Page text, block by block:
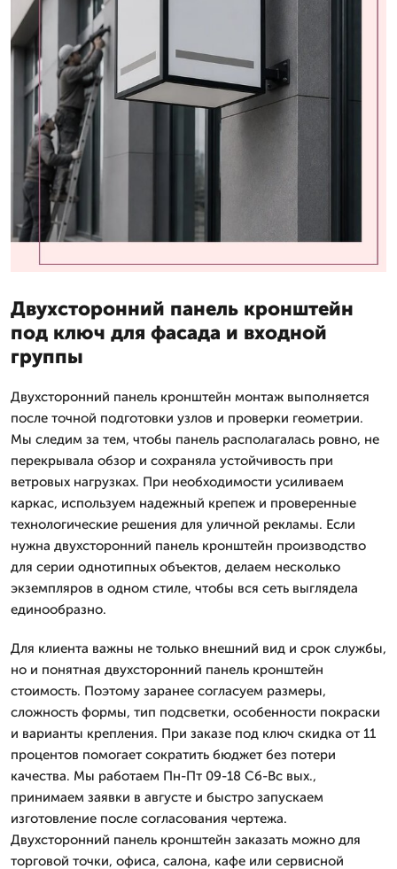
Двухсторонний панель кронштейн
под ключ для фасада и входной
группы
Двухсторонний панель кронштейн монтаж выполняется
после точной подготовки узлов и проверки геометрии.
Мы следим за тем, чтобы панель располагалась ровно, не
перекрывала обзор и сохраняла устойчивость при
ветровых нагрузках. При необходимости усиливаем
каркас, используем надежный крепеж и проверенные
технологические решения для уличной рекламы. Если
нужна двухсторонний панель кронштейн производство
для серии однотипных объектов, делаем несколько
экземпляров в одном стиле, чтобы вся сеть выглядела
единообразно.
Для клиента важны не только внешний вид и срок службы,
но и понятная двухсторонний панель кронштейн
стоимость. Поэтому заранее согласуем размеры,
сложность формы, тип подсветки, особенности покраски
и варианты крепления. При заказе под ключ скидка от 11
процентов помогает сократить бюджет без потери
качества. Мы работаем Пн-Пт 09-18 Сб-Вс вых.,
принимаем заявки в августе и быстро запускаем
изготовление после согласования чертежа.
Двухсторонний панель кронштейн заказать можно для
торговой точки, офиса, салона, кафе или сервисной